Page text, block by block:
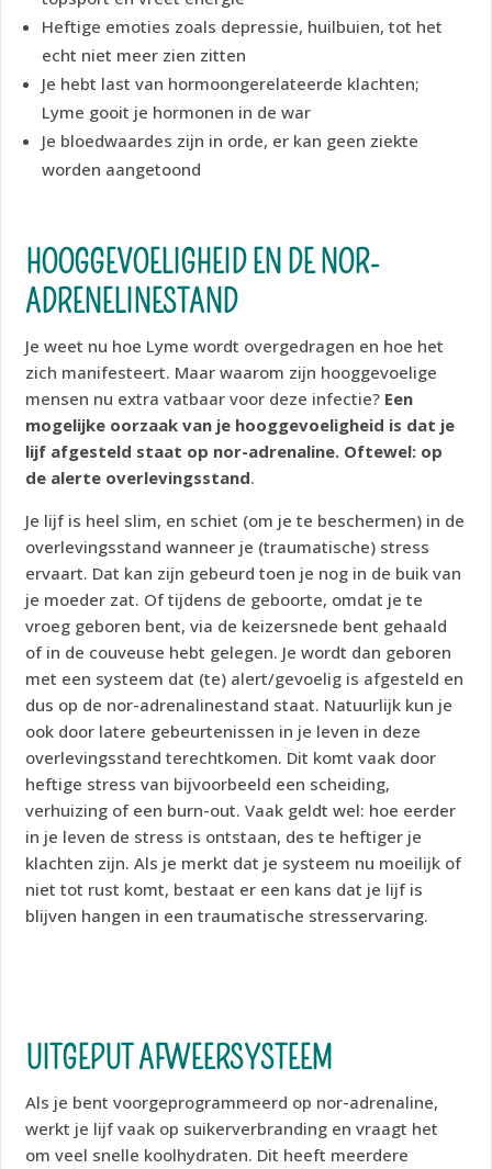
Heftige emoties zoals depressie, huilbuien, tot het
echt niet meer zien zitten
Je hebt last van hormoongerelateerde klachten;
Lyme gooit je hormonen in de war
Je bloedwaardes zijn in orde, er kan geen ziekte
worden aangetoond
HOOGGEVOELIGHEID EN DE NOR-
ADRENELINESTAND
Je weet nu hoe Lyme wordt overgedragen en hoe het
zich manifesteert. Maar waarom zijn hooggevoelige
mensen nu extra vatbaar voor deze infectie? Een
mogelijke oorzaak van je hooggevoeligheid is dat je
lijf afgesteld staat op nor-adrenaline. Oftewel: op
de alerte overlevingsstand.
Je lijf is heel slim, en schiet (om je te beschermen) in de
overlevingsstand wanneer je (traumatische) stress
ervaart. Dat kan zijn gebeurd toen je nog in de buik van
je moeder zat. Of tijdens de geboorte, omdat je te
vroeg geboren bent, via de keizersnede bent gehaald
of in de couveuse hebt gelegen. Je wordt dan geboren
met een systeem dat (te) alert/gevoelig is afgesteld en
dus op de nor-adrenalinestand staat. Natuurlijk kun je
ook door latere gebeurtenissen in je leven in deze
overlevingsstand terechtkomen. Dit komt vaak door
heftige stress van bijvoorbeeld een scheiding,
verhuizing of een burn-out. Vaak geldt wel: hoe eerder
in je leven de stress is ontstaan, des te heftiger je
klachten zijn. Als je merkt dat je systeem nu moeilijk of
niet tot rust komt, bestaat er een kans dat je lijf is
blijven hangen in een traumatische stresservaring.
UITGEPUT AFWEERSYSTEEM
Als je bent voorgeprogrammeerd op nor-adrenaline,
werkt je lijf vaak op suikerverbranding en vraagt het
om veel snelle koolhydraten. Dit heeft meerdere